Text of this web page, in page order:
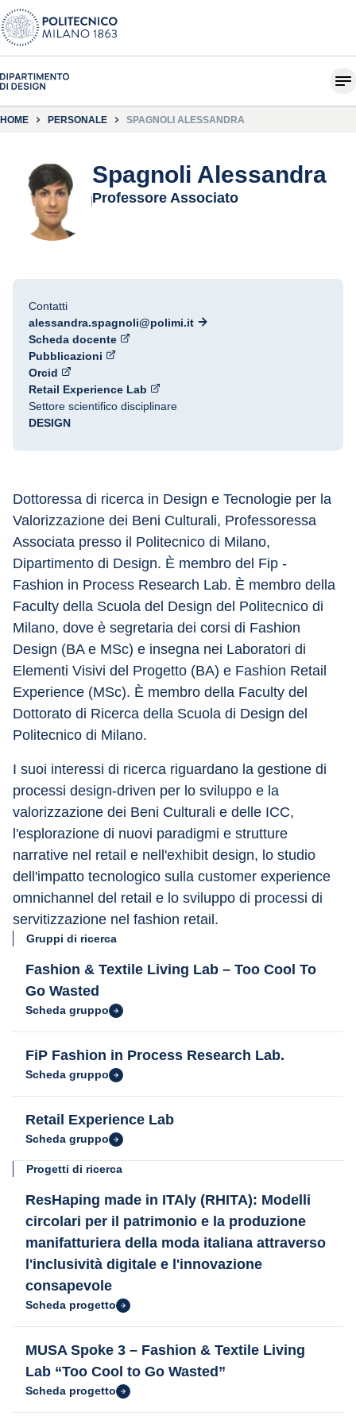
HOME PERSONALE SPAGNOLI ALESSANDRA
Spagnoli Alessandra
Professore Associato
Contatti
alessandra.spagnoli@polimi.it
Scheda docente
Pubblicazioni
Orcid
Retail Experience Lab
Settore scientifico disciplinare
DESIGN
Dottoressa di ricerca in Design e Tecnologie per la
Valorizzazione dei Beni Culturali, Professoressa
Associata presso il Politecnico di Milano,
Dipartimento di Design. È membro del Fip -
Fashion in Process Research Lab. È membro della
Faculty della Scuola del Design del Politecnico di
Milano, dove è segretaria dei corsi di Fashion
Design (BA e MSc) e insegna nei Laboratori di
Elementi Visivi del Progetto (BA) e Fashion Retail
Experience (MSc). È membro della Faculty del
Dottorato di Ricerca della Scuola di Design del
Politecnico di Milano.
I suoi interessi di ricerca riguardano la gestione di
processi design-driven per lo sviluppo e la
valorizzazione dei Beni Culturali e delle ICC,
l'esplorazione di nuovi paradigmi e strutture
narrative nel retail e nell'exhibit design, lo studio
dell'impatto tecnologico sulla customer experience
omnichannel del retail e lo sviluppo di processi di
servitizzazione nel fashion retail.
Gruppi di ricerca
Fashion & Textile Living Lab – Too Cool To
Go Wasted
Scheda gruppo
FiP Fashion in Process Research Lab.
Scheda gruppo
Retail Experience Lab
Scheda gruppo
Progetti di ricerca
ResHaping made in ITAly (RHITA): Modelli
circolari per il patrimonio e la produzione
manifatturiera della moda italiana attraverso
l'inclusività digitale e l'innovazione
consapevole
Scheda progetto
MUSA Spoke 3 – Fashion & Textile Living
Lab “Too Cool to Go Wasted”
Scheda progetto